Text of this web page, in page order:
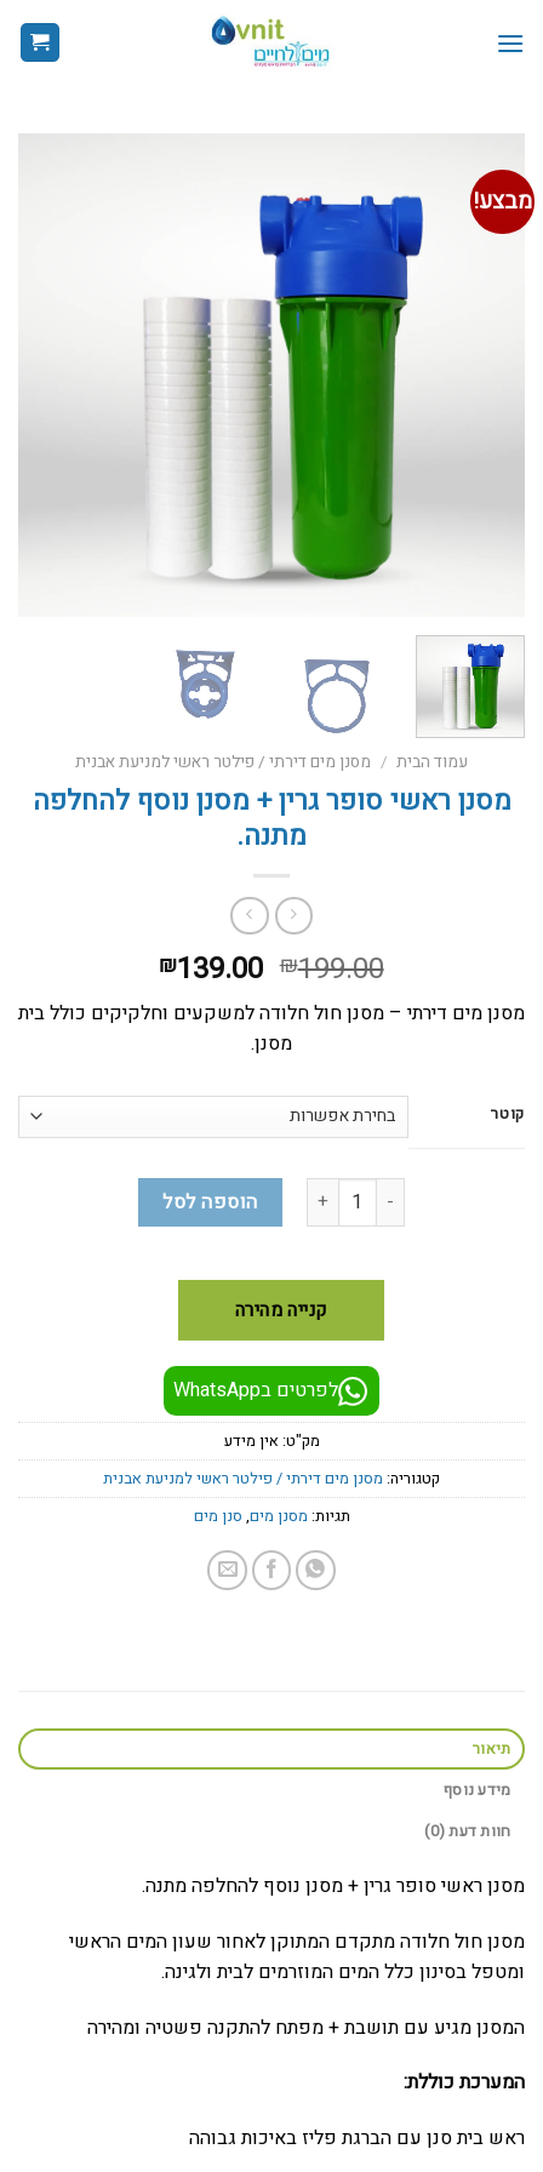
מבצע!
עמוד הבית / מסנן מים דירתי / פילטר ראשי למניעת אבנית
מסנן ראשי סופר גרין + מסנן נוסף להחלפה
מתנה.
₪199.00 המחיר
המקורי
היה:
₪199.00.
₪139.00 המחיר
הנוכחי
הוא: מסנן מים דירתי – מסנן חול חלודה למשקעים וחלקיקים כולל בית
מסנן.
קוטר
כמות של מסנן ראשי סופר גרין + מסנן נוסף להחלפה
הוספה לסל
קנייה מהירה
לפרטים בWhatsApp
מק"ט: אין מידע
קטגוריה: מסנן מים דירתי / פילטר ראשי למניעת אבנית
תגיות: מסנן מים, סנן מים
תיאור
מידע נוסף
חוות דעת (0)
מסנן ראשי סופר גרין + מסנן נוסף להחלפה מתנה.
מסנן חול חלודה מתקדם המתוקן לאחור שעון המים הראשי
ומטפל בסינון כלל המים המוזרמים לבית ולגינה.
המסנן מגיע עם תושבת + מפתח להתקנה פשטיה ומהירה
המערכת כוללת:
ראש בית סנן עם הברגת פליז באיכות גבוהה